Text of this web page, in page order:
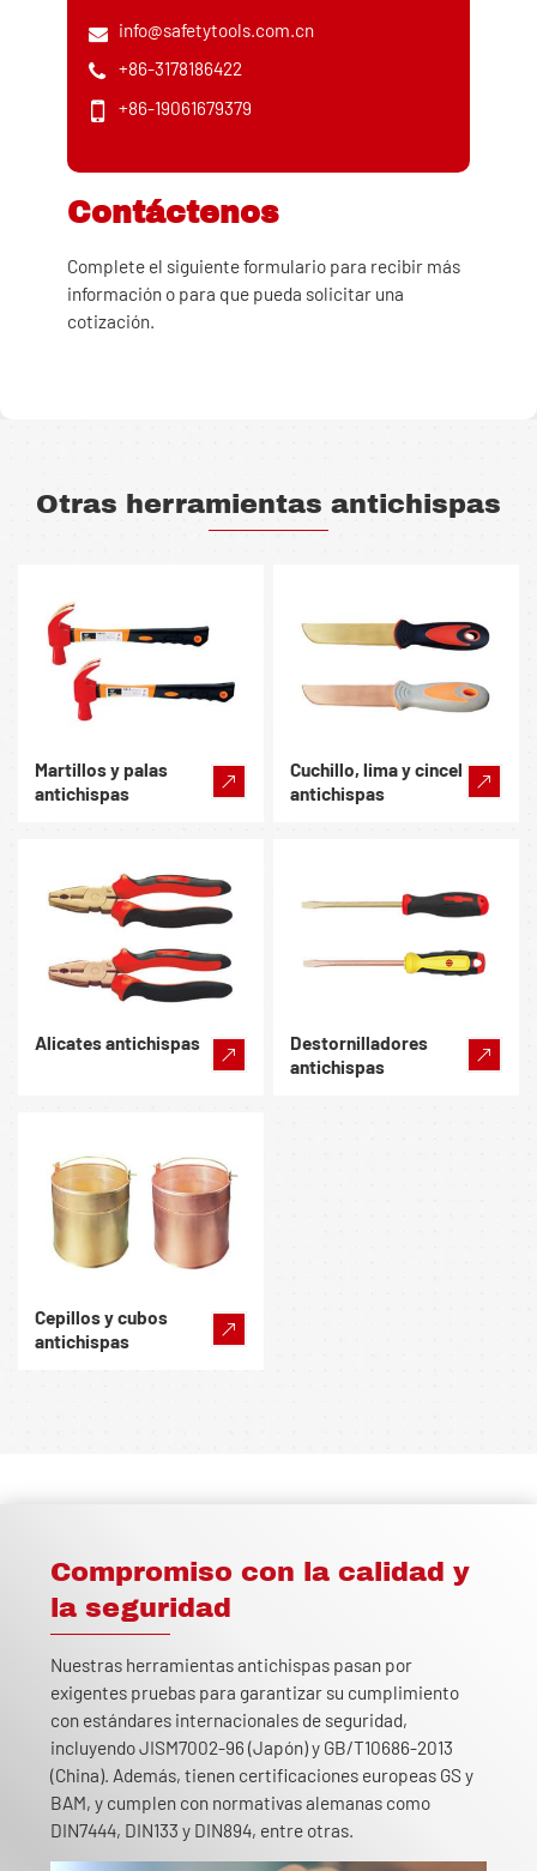
info@safetytools.com.cn
+86-3178186422
+86-19061679379
Contáctenos
Complete el siguiente formulario para recibir más
información o para que pueda solicitar una
cotización.
Otras herramientas antichispas
Martillos y palas
antichispas
Cuchillo, lima y cincel
antichispas
Alicates antichispas
Destornilladores
antichispas
Cepillos y cubos
antichispas
Compromiso con la calidad y
la seguridad
Nuestras herramientas antichispas pasan por
exigentes pruebas para garantizar su cumplimiento
con estándares internacionales de seguridad,
incluyendo JISM7002-96 (Japón) y GB/T10686-2013
(China). Además, tienen certificaciones europeas GS y
BAM, y cumplen con normativas alemanas como
DIN7444, DIN133 y DIN894, entre otras.